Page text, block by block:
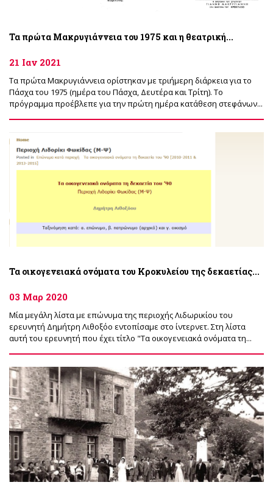
Τα πρώτα Μακρυγιάννεια του 1975 και η θεατρική...
21 Ιαν 2021
Τα πρώτα Μακρυγιάννεια ορίστηκαν με τριήμερη διάρκεια για το
Πάσχα του 1975 (ημέρα του Πάσχα, Δευτέρα και Τρίτη). Το
πρόγραμμα προέβλεπε για την πρώτη ημέρα κατάθεση στεφάνων...
Τα οικογενειακά ονόματα του Κροκυλείου της δεκαετίας...
03 Μαρ 2020
Μία μεγάλη λίστα με επώνυμα της περιοχής Λιδωρικίου του
ερευνητή Δημήτρη Λιθοξόο εντοπίσαμε στο ίντερνετ. Στη λίστα
αυτή του ερευνητή που έχει τίτλο "Τα οικογενειακά ονόματα τη...